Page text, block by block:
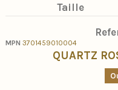
Taille
MPN 3701459010004
QUARTZ